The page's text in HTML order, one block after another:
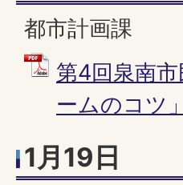
都市計画課
第4回泉南
ームのコツ
1月19日